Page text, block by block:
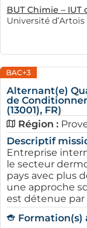
BUT Chimie –
Université
BAC+3
Alternant(e)
de
(13001), FR)
Région :
Descriptif
Entreprise
le secteur
pays avec plus
une approche
est détenue par
Formation(s)